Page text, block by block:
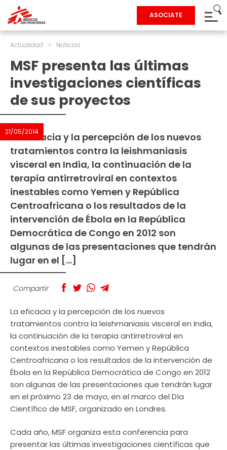
ASOCIATE
Actualidad > Noticias
MSF presenta las últimas
investigaciones científicas
de sus proyectos
21/05/2014
La eficacia y la percepción de los nuevos
tratamientos contra la leishmaniasis
visceral en India, la continuación de la
terapia antirretroviral en contextos
inestables como Yemen y República
Centroafricana o los resultados de la
intervención de Ébola en la República
Democrática de Congo en 2012 son
algunas de las presentaciones que tendrán
lugar en el […]
Compartir
La eficacia y la percepción de los nuevos
tratamientos contra la leishmaniasis visceral en India,
la continuación de la terapia antirretroviral en
contextos inestables como Yemen y República
Centroafricana o los resultados de la intervención de
Ébola en la República Democrática de Congo en 2012
son algunas de las presentaciones que tendrán lugar
en el próximo 23 de mayo, en el marco del Día
Científico de MSF, organizado en Londres.
Cada año, MSF organiza esta conferencia para
presentar las últimas investigaciones científicas que